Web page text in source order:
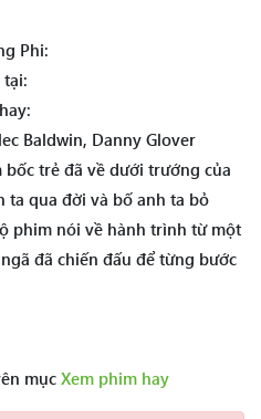
Phi:
tại:
Baldwin, Danny Glover
trẻ đã về dưới trướng của
ta qua đời và bố anh ta bỏ
phim nói về hành trình từ một
đã chiến đấu để từng bước
mục Xem phim hay